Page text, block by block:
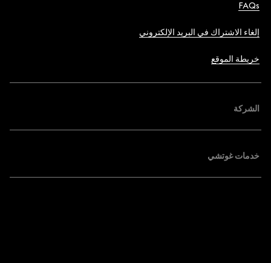
FAQs
إلغاء الاشتراك في البريد الإلكتروني
خريطة الموقع
الشركة
خدمات غوتشي